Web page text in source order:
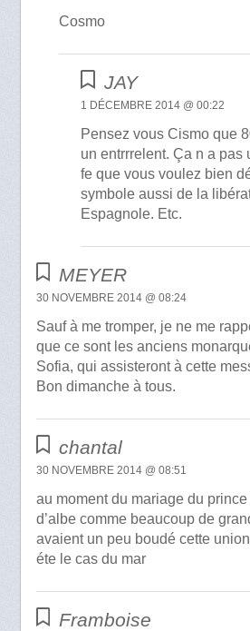
Cosmo
JAY
1 DÉCEMBRE 2014 @ 00:22
Pensez vous Cismo que
un entrrrelent. Ça n a pas
fe que vous voulez bien
symbole aussi de la
Espagnole. Etc.
MEYER
30 NOVEMBRE 2014 @ 08:24
Sauf à me tromper, je ne me
que ce sont les anciens
Sofia, qui assisteront à cette
Bon dimanche à tous.
chantal
30 NOVEMBRE 2014 @ 08:51
au moment du mariage du
d’albe comme beaucoup de
avaient un peu boudé cette
éte le cas du mar
Framboise